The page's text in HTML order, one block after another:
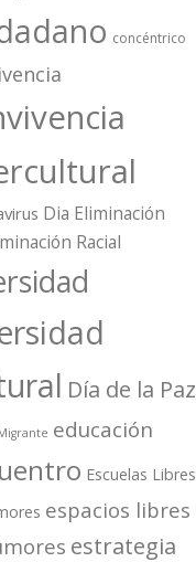
concéntrico
Dia Eliminación
Racial
Día de la Paz
educación
Escuelas Libres
espacios libres
estrategia